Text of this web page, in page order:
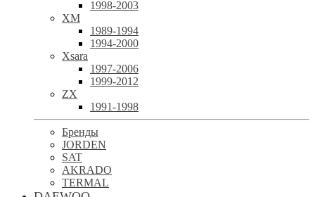
1998-2003
XM
1989-1994
1994-2000
Xsara
1997-2006
1999-2012
ZX
1991-1998
Бренды
JORDEN
SAT
AKRADO
TERMAL